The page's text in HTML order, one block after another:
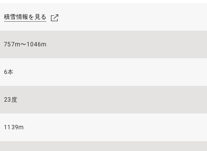
積雪情報を見る
757m〜1046m
6本
23度
1139m